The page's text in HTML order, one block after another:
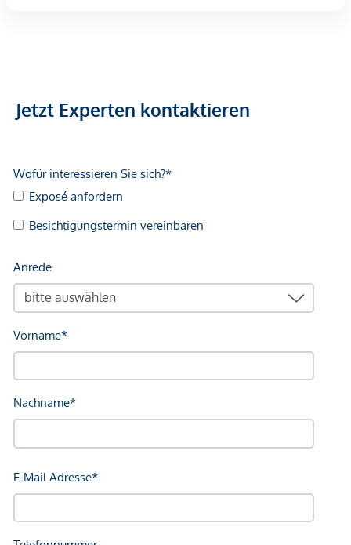
Jetzt Experten kontaktieren